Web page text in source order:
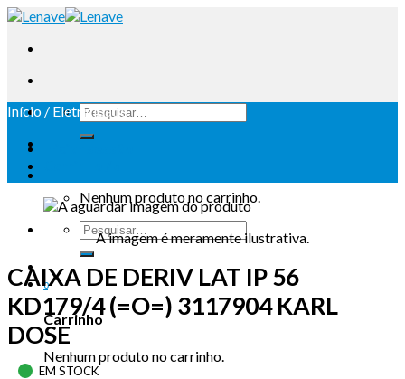
Nenhum produto no carrinho.
0
Carrinho
Nenhum produto no carrinho.
Início / Eletricidade
A imagem é meramente ilustrativa.
CAIXA DE DERIV LAT IP 56
KD179/4 (=O=) 3117904 KARL
DOSE
EM STOCK